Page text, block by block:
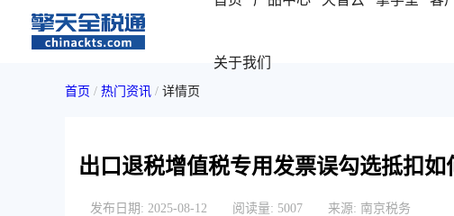
关于我们
首页 / 热门资讯 / 详情页
出口退税增值税专用发票误勾选抵扣如
发布日期: 2025-08-12 阅读量: 5007 来源: 南京税务